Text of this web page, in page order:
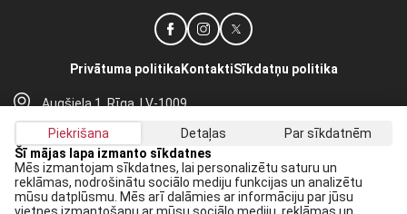
Augšiela 1, Rīga, LV-1009
lhf@lhf.lv
+371 67565614
Privātuma politika KontaktiSīkdatņu politika
Saņem jaunākās ziņas savā E-pastā:
Piekrišana Detaļas
Par sīkdatnēm
Šī mājas lapa izmanto sīkdatnes
Mēs izmantojam sīkdatnes, lai personalizētu saturu un
reklāmas, nodrošinātu sociālo mediju funkcijas un analizētu
mūsu datplūsmu. Mēs arī dalāmies ar informāciju par jūsu